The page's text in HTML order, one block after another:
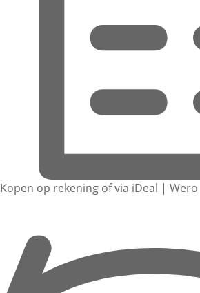
Kopen op rekening of via iDeal | Wero